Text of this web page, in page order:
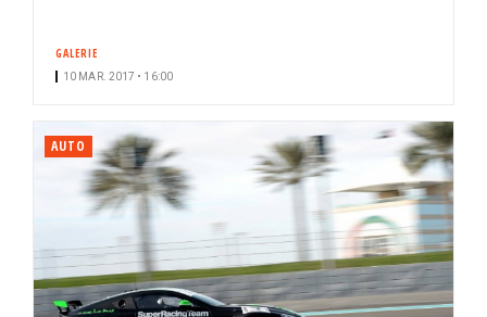
GALERIE
10 MAR. 2017 • 16:00
AUTO